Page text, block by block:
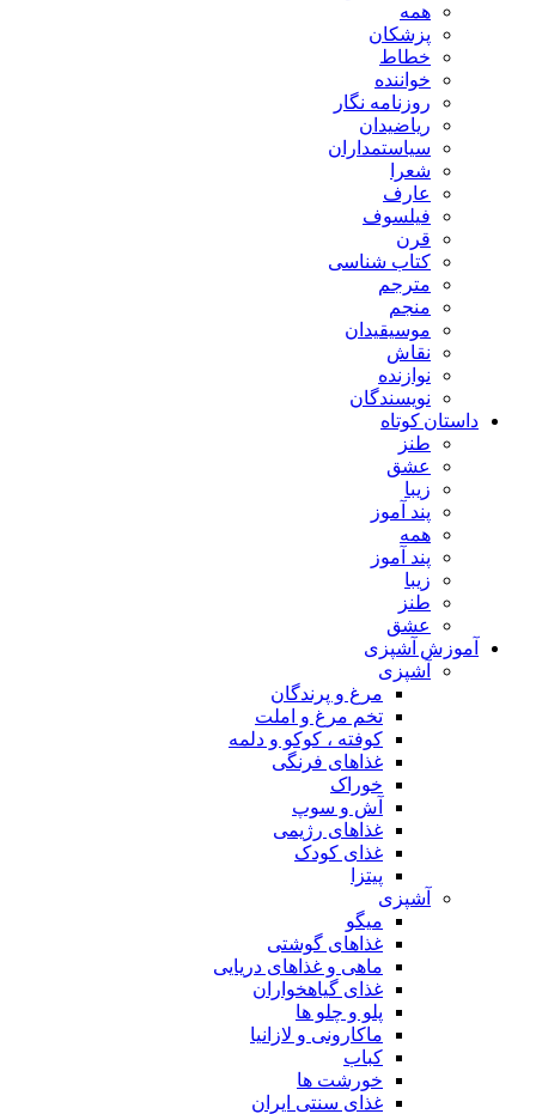
همه
پزشکان
خطاط
خواننده
روزنامه نگار
ریاضیدان
سیاستمداران
شعرا
عارف
فیلسوف
قرن
کتاب شناسی
مترجم
منجم
موسیقیدان
نقاش
نوازنده
نویسندگان
داستان کوتاه
طنز
عشق
زیبا
پند آموز
همه
پند آموز
زیبا
طنز
عشق
آموزش آشپزی
آشپزی
مرغ و پرندگان
تخم مرغ و املت
کوفته ، کوکو و دلمه
غذاهای فرنگی
خوراک
آش و سوپ
غذاهای رژیمی
غذای کودک
پیتزا
آشپزی
میگو
غذاهای گوشتی
ماهی و غذاهای دریایی
غذای گیاهخواران
پلو و چلو ها
ماکارونی و لازانیا
کباب
خورشت ها
غذای سنتی ایران